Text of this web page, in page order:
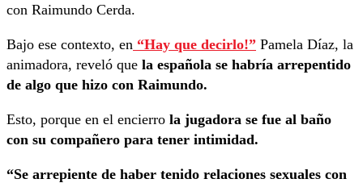
con Raimundo Cerda.
Bajo ese contexto, en “Hay que decirlo!” Pamela Díaz, la
animadora, reveló que la española se habría arrepentido
de algo que hizo con Raimundo.
Esto, porque en el encierro la jugadora se fue al baño
con su compañero para tener intimidad.
“Se arrepiente de haber tenido relaciones sexuales con